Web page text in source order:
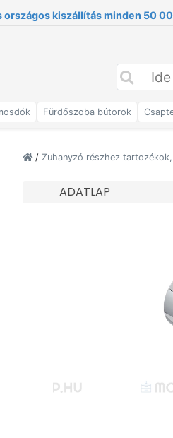
országos kiszállítás minden 50
Fürdőszoba bútorok
/ Zuhanyzó részhez
ADATLAP